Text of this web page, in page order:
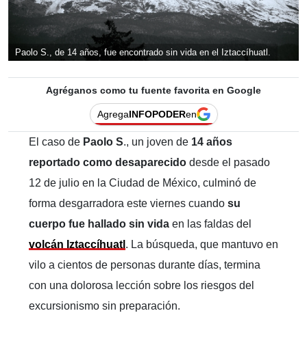
Paolo S., de 14 años, fue encontrado sin vida en el Iztaccíhuatl.
Agréganos como tu fuente favorita en Google
AgregaINFOPODERen
El caso de Paolo S., un joven de 14 años
reportado como desaparecido desde el pasado
12 de julio en la Ciudad de México, culminó de
forma desgarradora este viernes cuando su
cuerpo fue hallado sin vida en las faldas del
volcán Iztaccíhuatl . La búsqueda, que mantuvo en
vilo a cientos de personas durante días, termina
con una dolorosa lección sobre los riesgos del
excursionismo sin preparación.